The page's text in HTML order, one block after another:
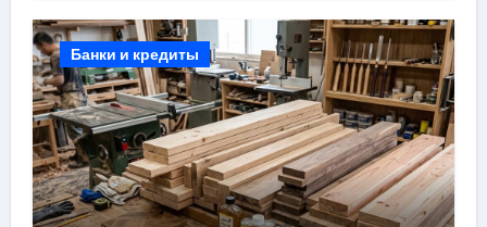
Банки и кредиты